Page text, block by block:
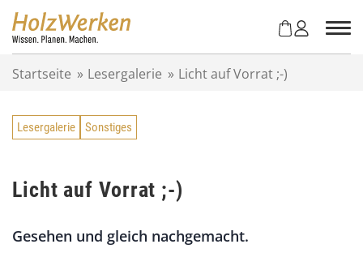
Startseite » Lesergalerie » Licht auf Vorrat ;-)
Lesergalerie Sonstiges
Licht auf Vorrat ;-)
Gesehen und gleich nachgemacht.